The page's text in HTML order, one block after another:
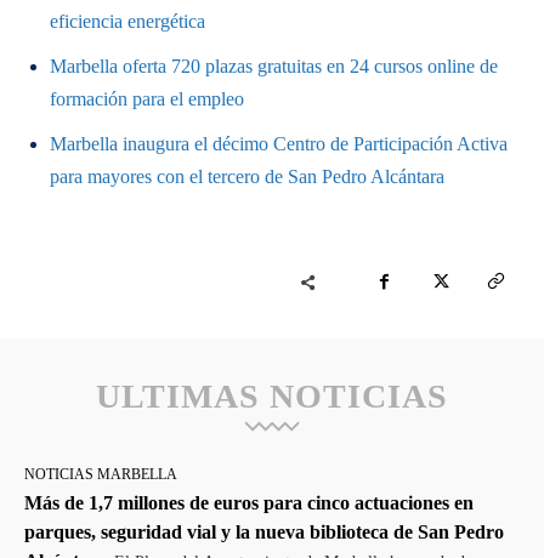
eficiencia energética
Marbella oferta 720 plazas gratuitas en 24 cursos online de
formación para el empleo
Marbella inaugura el décimo Centro de Participación Activa
para mayores con el tercero de San Pedro Alcántara
ULTIMAS NOTICIAS
NOTICIAS MARBELLA
Más de 1,7 millones de euros para cinco actuaciones en
parques, seguridad vial y la nueva biblioteca de San Pedro